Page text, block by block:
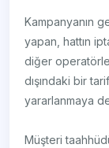
Kampanyanın
yapan, hattın
diğer
dışındaki bir
yararlanmaya
Müşteri